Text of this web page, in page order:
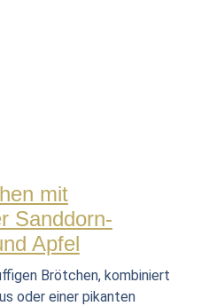
mit
Sanddorn-
Apfel
Brötchen, kombiniert
oder einer pikanten